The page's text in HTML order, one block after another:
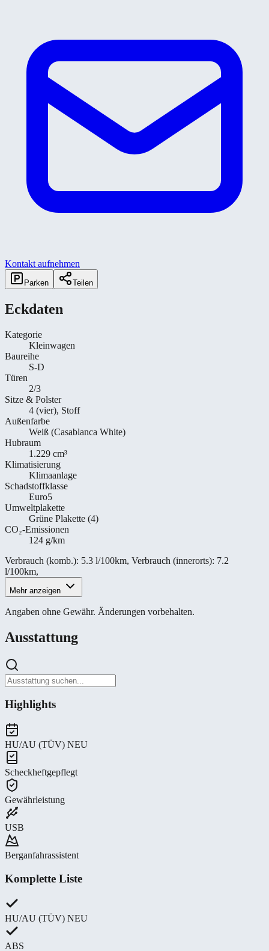
Kontakt aufnehmen
Parken Teilen
Eckdaten
Kategorie
Kleinwagen
Baureihe
S-D
Türen
2/3
Sitze & Polster
4 (vier), Stoff
Außenfarbe
Weiß (Casablanca White)
Hubraum
1.229 cm³
Klimatisierung
Klimaanlage
Schadstoffklasse
Euro5
Umweltplakette
Grüne Plakette (4)
CO₂-Emissionen
124 g/km
Verbrauch (komb.): 5.3 l/100km, Verbrauch (innerorts): 7.2
l/100km,
Mehr anzeigen
Angaben ohne Gewähr. Änderungen vorbehalten.
Ausstattung
Highlights
HU/AU (TÜV) NEU
Scheckheftgepflegt
Gewährleistung
USB
Berganfahrassistent
Komplette Liste
HU/AU (TÜV) NEU
ABS